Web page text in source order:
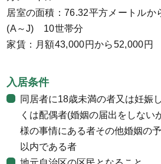
居室の面積：76.32平方メートルか
(A～J) 10世帯分
家賃：月額43,000円から52,000円
入居条件
同居者に18歳未満の者又は妊娠
くは配偶者(婚姻の届出をしない
様の事情にある者その他婚姻の
以内である者